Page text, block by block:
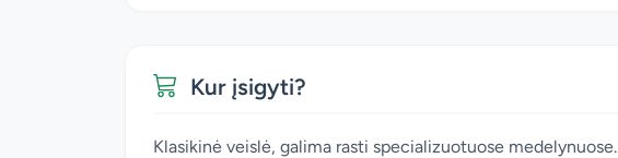
Kur įsigyti?
Klasikinė veislė, galima rasti specializuotuose medelynuose.